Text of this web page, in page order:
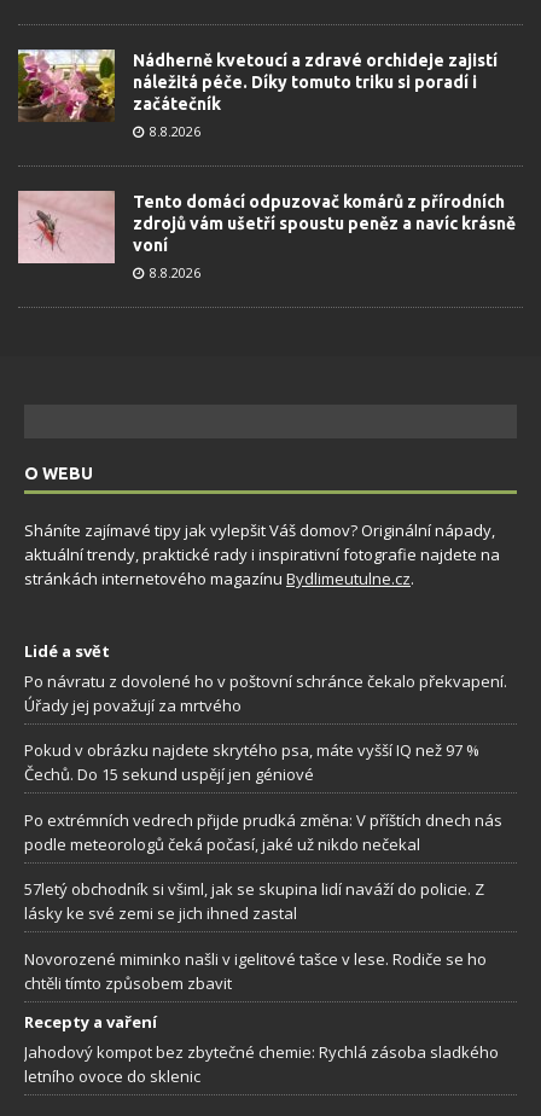
Nádherně kvetoucí a zdravé orchideje zajistí
náležitá péče. Díky tomuto triku si poradí i
začátečník
8.8.2026
Tento domácí odpuzovač komárů z přírodních
zdrojů vám ušetří spoustu peněz a navíc krásně
voní
8.8.2026
O WEBU
Sháníte zajímavé tipy jak vylepšit Váš domov? Originální nápady,
aktuální trendy, praktické rady i inspirativní fotografie najdete na
stránkách internetového magazínu Bydlimeutulne.cz.
Lidé a svět
Po návratu z dovolené ho v poštovní schránce čekalo překvapení.
Úřady jej považují za mrtvého
Pokud v obrázku najdete skrytého psa, máte vyšší IQ než 97 %
Čechů. Do 15 sekund uspějí jen géniové
Po extrémních vedrech přijde prudká změna: V příštích dnech nás
podle meteorologů čeká počasí, jaké už nikdo nečekal
57letý obchodník si všiml, jak se skupina lidí naváží do policie. Z
lásky ke své zemi se jich ihned zastal
Novorozené miminko našli v igelitové tašce v lese. Rodiče se ho
chtěli tímto způsobem zbavit
Recepty a vaření
Jahodový kompot bez zbytečné chemie: Rychlá zásoba sladkého
letního ovoce do sklenic